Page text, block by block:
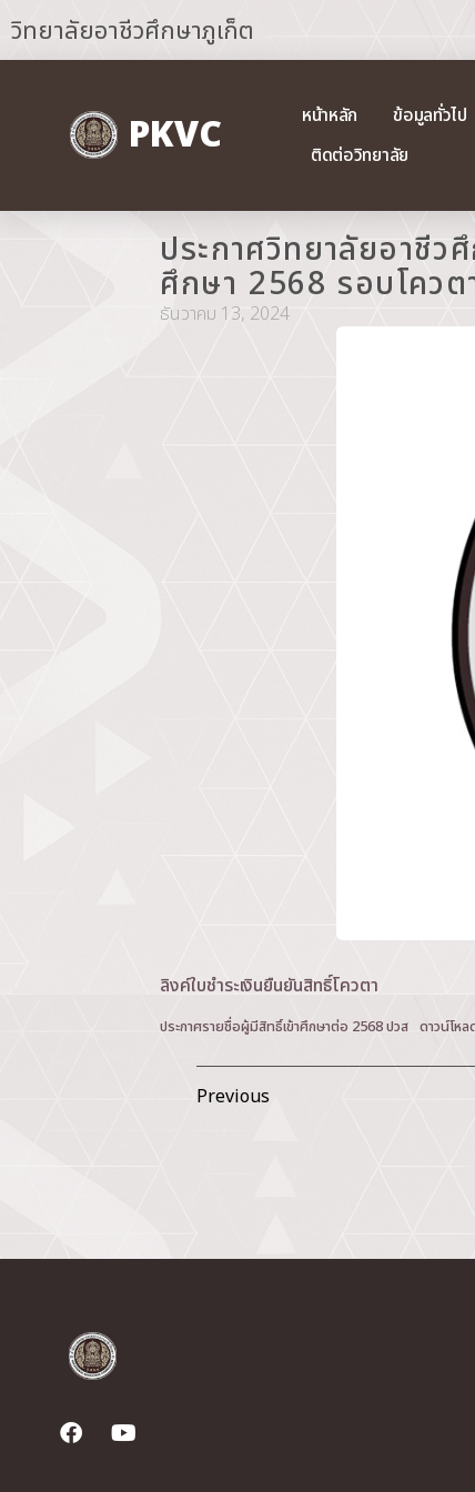
วิทยาลัยอาชีวศึกษาภูเก็ต
PKVC หน้าหลัก ข้อมูลทั่วไป
ติดต่อวิทยาลัย
ประกาศวิทยาลัยอาชีว
ศึกษา 2568 รอบโคว
ธันวาคม 13, 2024
ลิงค์ใบชำระเงินยืนยันสิทธิ์โควตา
ประกาศรายชื่อผู้มีสิทธิ์เข้าศึกษาต่อ 2568 ปวส ดาวน์โหล
Previous